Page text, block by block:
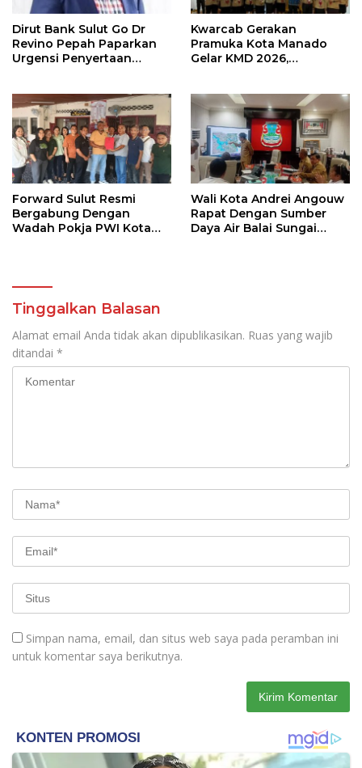
Dirut Bank Sulut Go Dr
Revino Pepah Paparkan
Urgensi Penyertaan
Kwarcab Gerakan
Pramuka Kota Manado
Gelar KMD 2026,
Pramuka
Forward Sulut Resmi
Bergabung Dengan
Wadah Pokja PWI Kota
Wali Kota Andrei Angouw
Rapat Dengan Sumber
Daya Air Balai Sungai
Tinggalkan Balasan
Alamat email Anda tidak akan dipublikasikan. Ruas yang wajib
ditandai *
Simpan nama, email, dan situs web saya pada peramban ini
untuk komentar saya berikutnya.